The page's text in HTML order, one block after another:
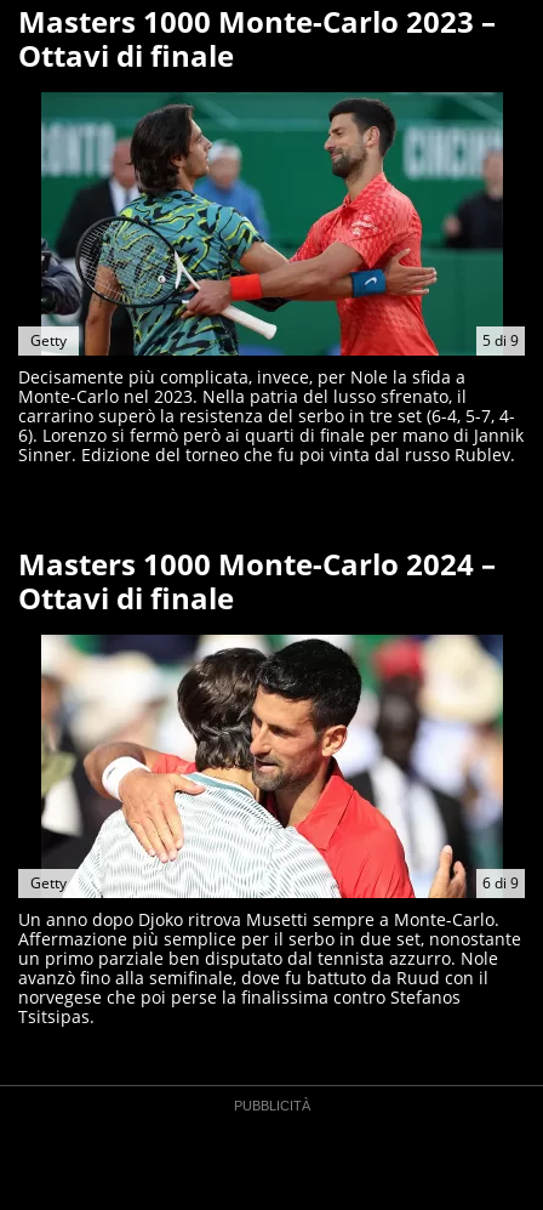
Masters 1000 Monte-Carlo 2023 –
Ottavi di finale
5di 9
Getty
Decisamente più complicata, invece, per Nole la sfida a
Monte-Carlo nel 2023. Nella patria del lusso sfrenato, il
carrarino superò la resistenza del serbo in tre set (6-4, 5-7, 4-
6). Lorenzo si fermò però ai quarti di finale per mano di Jannik
Sinner. Edizione del torneo che fu poi vinta dal russo Rublev.
Masters 1000 Monte-Carlo 2024 –
Ottavi di finale
6di 9
Getty
Un anno dopo Djoko ritrova Musetti sempre a Monte-Carlo.
Affermazione più semplice per il serbo in due set, nonostante
un primo parziale ben disputato dal tennista azzurro. Nole
avanzò fino alla semifinale, dove fu battuto da Ruud con il
norvegese che poi perse la finalissima contro Stefanos
Tsitsipas.